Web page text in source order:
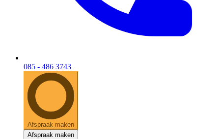
085 - 486 3743
Afspraak maken
Afspraak maken